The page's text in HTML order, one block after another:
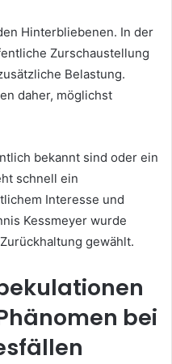
Hinterbliebenen. In der
Zurschaustellung
Belastung.
daher, möglichst
bekannt sind oder ein
schnell ein
Interesse und
Kessmeyer wurde
gewählt.
bei